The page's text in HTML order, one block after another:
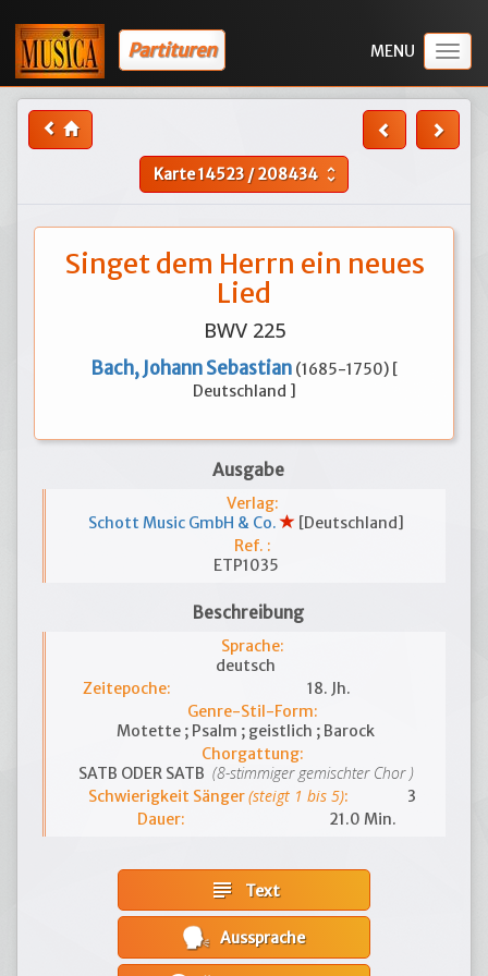
Partituren
Karte14523/208434 unfold_more
Singet dem Herrn ein neues
Lied
BWV 225
Bach, Johann Sebastian (1685-1750) [
Deutschland ]
Ausgabe
Verlag:
Schott Music GmbH & Co.
[Deutschland]
Ref. :
ETP1035
Beschreibung
Sprache:
deutsch
Zeitepoche:
18. Jh.
Genre-Stil-Form:
Motette ; Psalm ; geistlich ; Barock
Chorgattung:
SATB ODER SATB (8-stimmiger gemischter Chor )
Schwierigkeit Sänger(steigt 1 bis 5):
3
Dauer:
21.0 Min.
subject Text
Aussprache